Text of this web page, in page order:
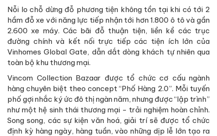
Nỗi lo chỗ dừng đỗ phương tiện không tồn tại khi có tới 2
hầm đỗ xe với năng lực tiếp nhận tới hơn 1.800 ô tô và gần
2.600 xe máy. Các bãi đỗ thuận tiện, liền kề các trục
đường chính và kết nối trực tiếp các tiện ích lớn của
Vinhomes Global Gate, dẫn dắt dòng khách tự nhiên qua
toàn bộ khu thương mại.
Vincom Collection Bazaar được tổ chức cơ cấu ngành
hàng chuyên biệt theo concept “Phố Hàng 2.0”. Mỗi tuyến
phố gợi nhắc ký ức đô thị ngàn năm, nhưng được “lập trình”
như một hệ sinh thái thương mại - trải nghiệm hoàn chỉnh.
Song song, các sự kiện văn hoá, giải trí sẽ được tổ chức
định kỳ hàng ngày, hàng tuần, vào những dịp lễ lớn tạo ra